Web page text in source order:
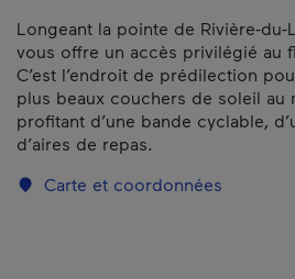
Longeant la pointe de Rivière-
vous offre un accès privilégié au
C’est l’endroit de prédilection
plus beaux couchers de soleil au
profitant d’une bande cyclable,
d’aires de repas.
Carte et coordonnées